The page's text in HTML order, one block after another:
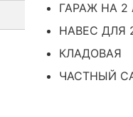
ГАРАЖ НА
НАВЕС ДЛЯ
КЛАДОВАЯ
ЧАСТНЫЙ